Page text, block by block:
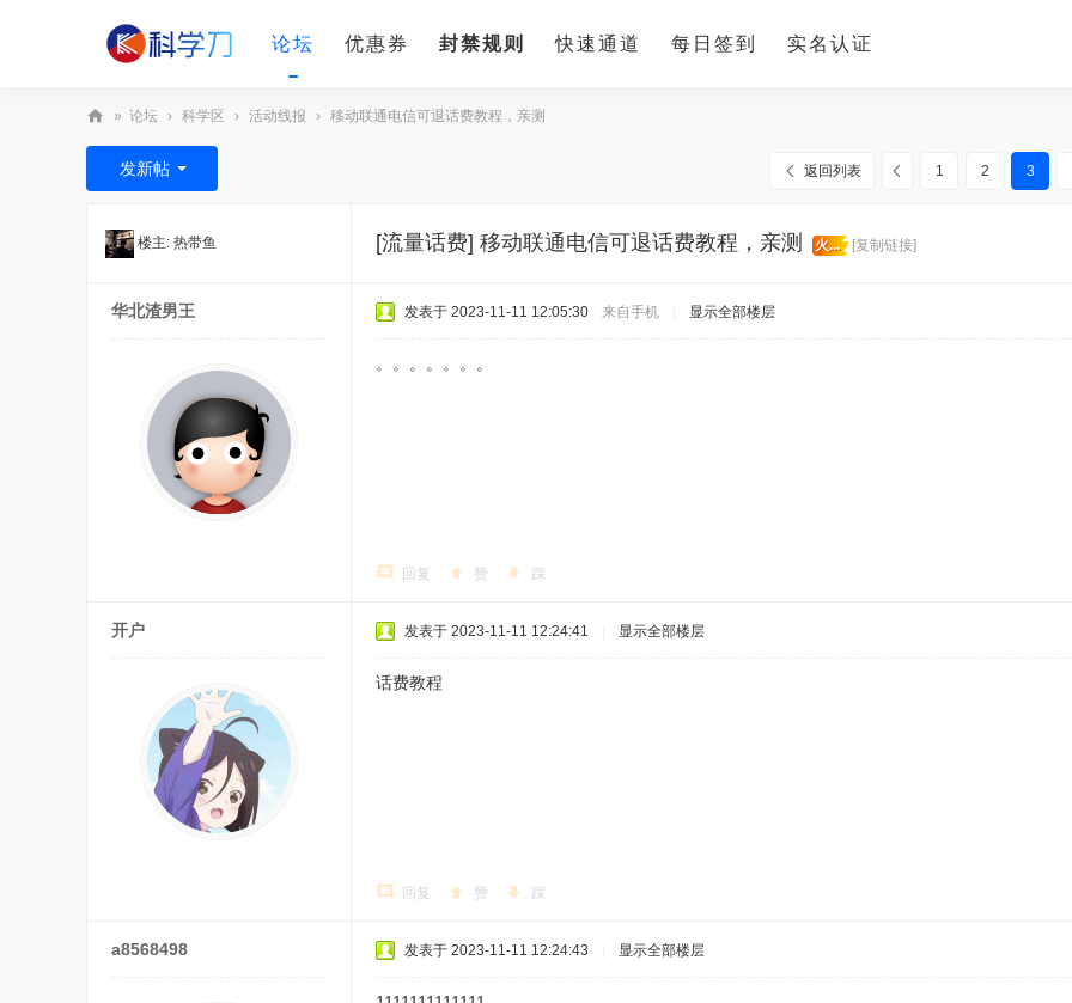
论坛 优惠券 封禁规则 快速通道 每日签到 实名认证
科
学
» 论坛 › 科学区 › 活动线报 › 移动联通电信可退话费教程，亲测
1 2 3
返回列表
发新帖
楼主: 热带鱼 [流量话费] 移动联通电信可退话费教程，亲测 火... [复制链接]
华北渣男王 发表于 2023-11-11 12:05:30 来自手机 显示全部楼层
。。。。。。。
回复 赞 踩
开户 发表于 2023-11-11 12:24:41 显示全部楼层
话费教程
回复 赞 踩
a8568498 发表于 2023-11-11 12:24:43 显示全部楼层